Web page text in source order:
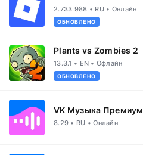
2.733.988 • RU • Онлайн
ОБНОВЛЕНО
Plants vs Zombies 2
13.3.1 • EN • Офлайн
ОБНОВЛЕНО
VK Музыка Премиум
8.29 • RU • Онлайн